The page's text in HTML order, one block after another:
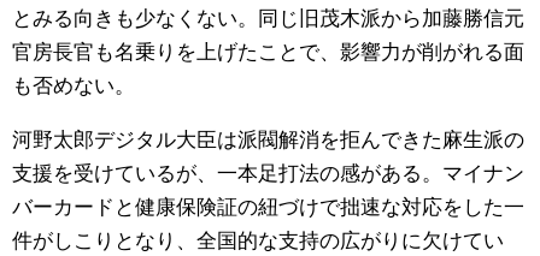
とみる向きも少なくない。同じ旧茂木派から加藤勝信元
官房長官も名乗りを上げたことで、影響力が削がれる面
も否めない。
河野太郎デジタル大臣は派閥解消を拒んできた麻生派の
支援を受けているが、一本足打法の感がある。マイナン
バーカードと健康保険証の紐づけで拙速な対応をした一
件がしこりとなり、全国的な支持の広がりに欠けてい